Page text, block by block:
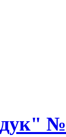
№